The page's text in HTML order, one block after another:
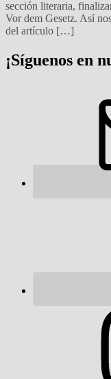
sección literaria,
Vor dem Gesetz. Así
del artículo […]
¡Síguenos en